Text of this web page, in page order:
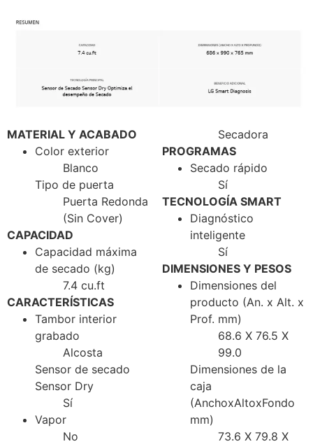
MATERIAL Y ACABADO
Color exterior
Blanco
Tipo de puerta
Puerta Redonda
(Sin Cover)
CAPACIDAD
Capacidad máxima
de secado (kg)
7.4 cu.ft
CARACTERÍSTICAS
Tambor interior
grabado
Alcosta
Sensor de secado
Sensor Dry
Sí
Vapor
No
Secadora
PROGRAMAS
Secado rápido
Sí
TECNOLOGÍA SMART
Diagnóstico
inteligente
Sí
DIMENSIONES Y PESOS
Dimensiones del
producto (An. x Alt. x
Prof. mm)
68.6 X 76.5 X
99.0
Dimensiones de la
caja
(AnchoxAltoxFondo
mm)
73.6 X 79.8 X